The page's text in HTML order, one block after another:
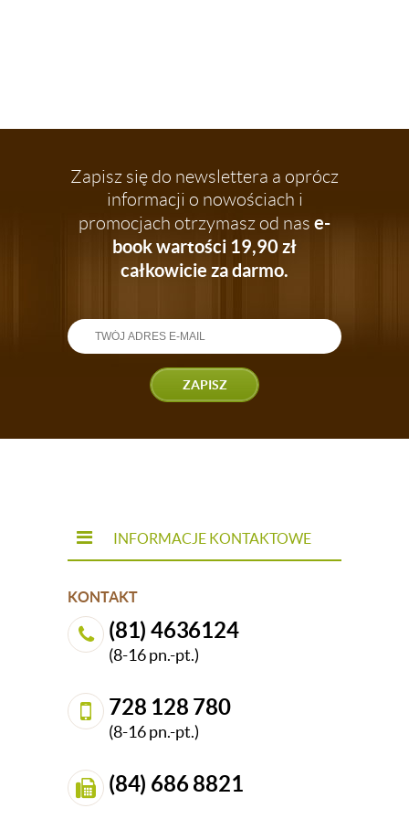
Zapisz się do newslettera a oprócz
informacji o nowościach i
promocjach otrzymasz od nas e-
book wartości 19,90 zł
całkowicie za darmo.
ZAPISZ
INFORMACJE KONTAKTOWE
KONTAKT
(81) 4636124
(8-16 pn.-pt.)
728 128 780
(8-16 pn.-pt.)
(84) 686 8821